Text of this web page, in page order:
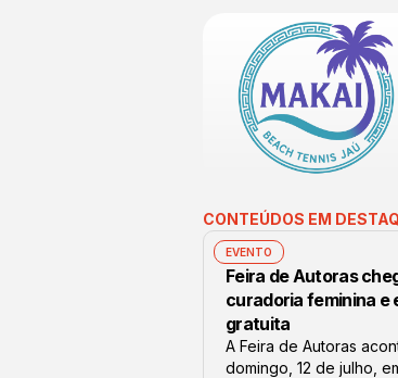
CONTEÚDOS EM
EVENTO
Feira de Autoras
curadoria feminina e
gratuita
A Feira de Autoras
domingo, 12 de julho,